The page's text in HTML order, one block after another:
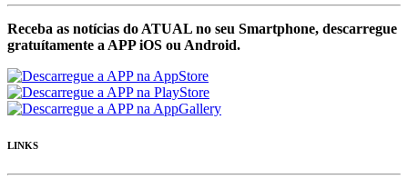
Receba as notícias do ATUAL no seu Smartphone, descarregue
gratuítamente a APP iOS ou Android.
LINKS